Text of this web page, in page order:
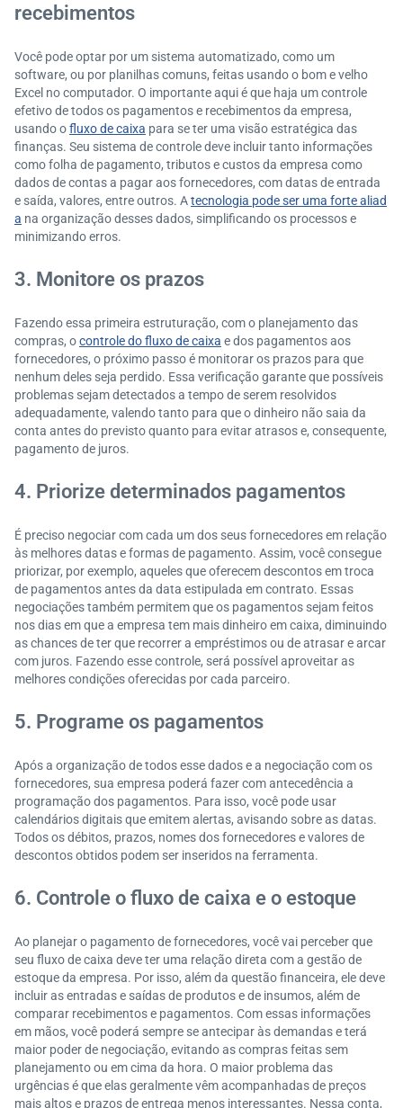
recebimentos
Você pode optar por um sistema automatizado, como um
software, ou por planilhas comuns, feitas usando o bom e velho
Excel no computador. O importante aqui é que haja um controle
efetivo de todos os pagamentos e recebimentos da empresa,
usando ofluxo de caixa para se ter uma visão estratégica das
finanças. Seu sistema de controle deve incluir tanto informações
como folha de pagamento, tributos e custos da empresa como
dados de contas a pagar aos fornecedores, com datas de entrada
e saída, valores, entre outros. Atecnologia pode ser uma forte aliad
a na organização desses dados, simplificando os processos e
minimizando erros.
3. Monitore os prazos
Fazendo essa primeira estruturação, com o planejamento das
compras, ocontrole do fluxo de caixa e dos pagamentos aos
fornecedores, o próximo passo é monitorar os prazos para que
nenhum deles seja perdido. Essa verificação garante que possíveis
problemas sejam detectados a tempo de serem resolvidos
adequadamente, valendo tanto para que o dinheiro não saia da
conta antes do previsto quanto para evitar atrasos e, consequente,
pagamento de juros.
4. Priorize determinados pagamentos
É preciso negociar com cada um dos seus fornecedores em relação
às melhores datas e formas de pagamento. Assim, você consegue
priorizar, por exemplo, aqueles que oferecem descontos em troca
de pagamentos antes da data estipulada em contrato. Essas
negociações também permitem que os pagamentos sejam feitos
nos dias em que a empresa tem mais dinheiro em caixa, diminuindo
as chances de ter que recorrer a empréstimos ou de atrasar e arcar
com juros. Fazendo esse controle, será possível aproveitar as
melhores condições oferecidas por cada parceiro.
5. Programe os pagamentos
Após a organização de todos esse dados e a negociação com os
fornecedores, sua empresa poderá fazer com antecedência a
programação dos pagamentos. Para isso, você pode usar
calendários digitais que emitem alertas, avisando sobre as datas.
Todos os débitos, prazos, nomes dos fornecedores e valores de
descontos obtidos podem ser inseridos na ferramenta.
6. Controle o fluxo de caixa e o estoque
Ao planejar o pagamento de fornecedores, você vai perceber que
seu fluxo de caixa deve ter uma relação direta com a gestão de
estoque da empresa. Por isso, além da questão financeira, ele deve
incluir as entradas e saídas de produtos e de insumos, além de
comparar recebimentos e pagamentos. Com essas informações
em mãos, você poderá sempre se antecipar às demandas e terá
maior poder de negociação, evitando as compras feitas sem
planejamento ou em cima da hora. O maior problema das
urgências é que elas geralmente vêm acompanhadas de preços
mais altos e prazos de entrega menos interessantes. Nessa conta,